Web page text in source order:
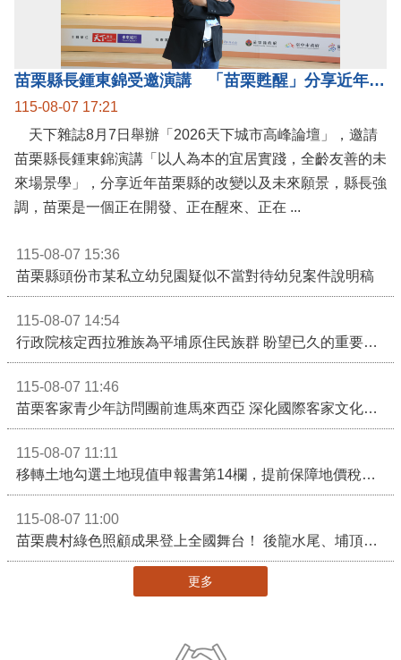
苗栗縣長鍾東錦受邀演講 「苗栗甦醒」分享近年轉變
115-08-07 17:21
天下雜誌8月7日舉辦「2026天下城市高峰論壇」，邀請
苗栗縣長鍾東錦演講「以人為本的宜居實踐，全齡友善的未
來場景學」，分享近年苗栗縣的改變以及未來願景，縣長強
調，苗栗是一個正在開發、正在醒來、正在 ...
115-08-07 15:36
苗栗縣頭份市某私立幼兒園疑似不當對待幼兒案件說明稿
115-08-07 14:54
行政院核定西拉雅族為平埔原住民族群 盼望已久的重要時刻到來！8月13日起受理民族成員名冊登記
115-08-07 11:46
苗栗客家青少年訪問團前進馬來西亞 深化國際客家文化交流
115-08-07 11:11
移轉土地勾選土地現值申報書第14欄，提前保障地價稅節稅權益
115-08-07 11:00
苗栗農村綠色照顧成果登上全國舞台！ 後龍水尾、埔頂社區前進2026高齡健康產業博覽會
更多